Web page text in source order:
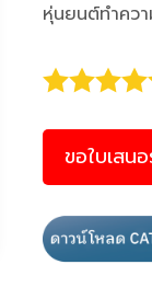
หุ่นยนต์ทำควา
ขอใบเสน